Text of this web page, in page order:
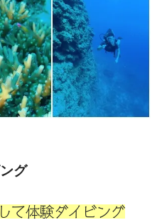
グ
て体験ダイビング